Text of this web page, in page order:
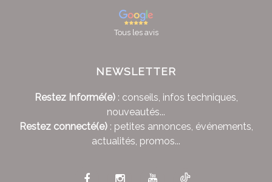
Tous les avis
NEWSLETTER
Restez Informé(e): conseils, infos techniques,
nouveautés...
Restez connecté(e): petites annonces, événements,
actualités, promos...